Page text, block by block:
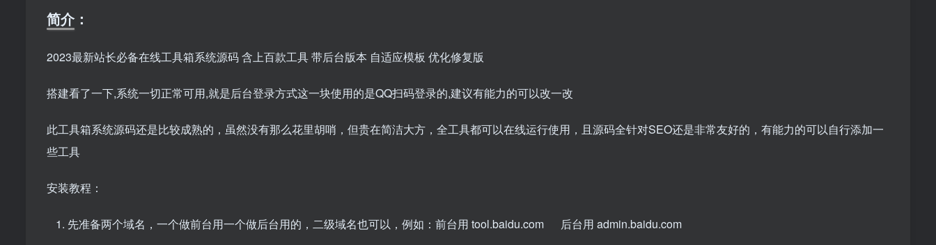
简介：
2023最新站长必备在线工具箱系统源码 含上百款工具 带后台版本 自适应模板 优化修复版
搭建看了一下,系统一切正常可用,就是后台登录方式这一块使用的是QQ扫码登录的,建议有能力的可以改一改
此工具箱系统源码还是比较成熟的，虽然没有那么花里胡哨，但贵在简洁大方，全工具都可以在线运行使用，且源码全针对SEO还是非常友好的，有能力的可以自行添加一
些工具
安装教程：
先准备两个域名，一个做前台用一个做后台用的，二级域名也可以，例如：前台用 tool.baidu.com 后台用 admin.baidu.com